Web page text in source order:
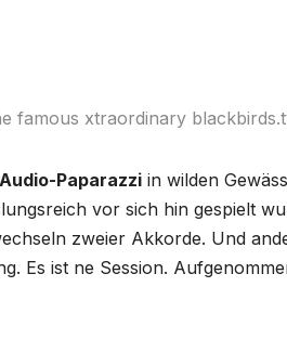
famous xtraordinary
Paparazzi in wilden
vor sich hin gespielt
zweier Akkorde. Und
Es ist ne Session.